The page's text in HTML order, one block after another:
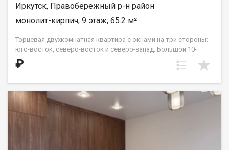
Иркутск, Правобережный р-н район
монолит-кирпич, 9 этаж, 65.2 м²
Торцевая двухкомнатная квартира с окнами на три стороны:
юго-восток, северо-восток и северо-запад. Большой 10-
метровый холл прекрасно вместит несколько шкафов-купе
для комфортной организации сезонных вещей. Жилые
хозяйский или оставить одним большим помещением. В этой
планировке на 15 и 16 этажах в южной спальне есть выход на
террасу с видом во двор и на улицу Советская. ООО СЗ «ДЕСС-
₽